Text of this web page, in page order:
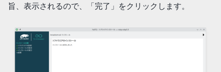
旨、表示されるので、「完了」をクリックします。